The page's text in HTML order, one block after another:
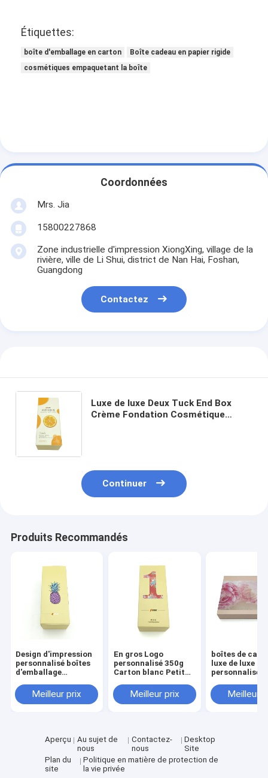
Étiquettes:
boîte d'emballage en carton
Boîte cadeau en papier rigide
cosmétiques empaquetant la boîte
Coordonnées
Mrs. Jia
15800227868
Zone industrielle d'impression XiongXing, village de la
rivière, ville de Li Shui, district de Nan Hai, Foshan,
Guangdong
Contactez
Luxe de luxe Deux Tuck End Box
Crème Fondation Cosmétique
Continuer
Produits Recommandés
Design d'impression
personnalisé boîtes
d'emballage
bas à deux bout de
tuck boîtes
Meilleur prix
En gros Logo
personnalisé 350g
Carton blanc Petit
cosmétique
rectangulaire Tuck
Meilleur prix
boîtes de
luxe de luxe
carton boîtes
cadeaux de
Meilleur
Aperçu
Au sujet de
nous
Contactez-
nous
Desktop
Site
Plan du
site
Politique en matière de protection de
la vie privée